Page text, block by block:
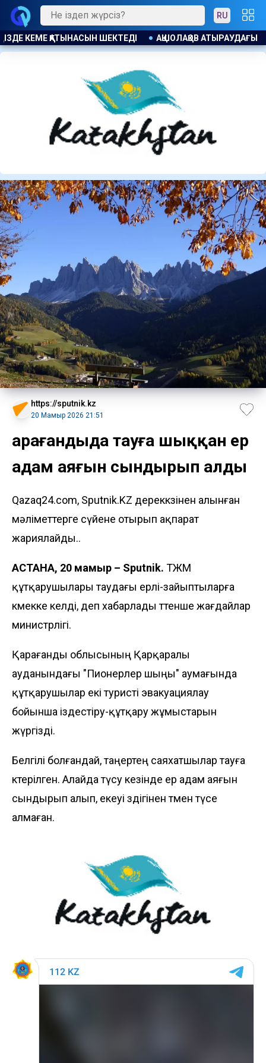
RU
АТЫРАУДАҒЫ ТҰРҒЫН ҮЙ КЕШЕНДЕРІНДЕГІ КӘРІЗ СУЫ
https://sputnik.kz
20 Мамыр 2026 21:51
Қарағандыда тауға шыққан ер
адам аяғын сындырып алды
Qazaq24.com, Sputnik.KZ дереккөзінен алынған
мәліметтерге сүйене отырып ақпарат
жариялайды..
АСТАНА, 20 мамыр – Sputnik. ТЖМ
құтқарушылары таудағы ерлі-зайыптыларға
көмекке келді, деп хабарлады төтенше жағдайлар
министрлігі.
Қарағанды облысының Қарқаралы
ауданындағы "Пионерлер шыңы" аумағында
құтқарушылар екі туристі эвакуациялау
бойынша іздестіру-құтқару жұмыстарын
жүргізді.
Белгілі болғандай, таңертең саяхатшылар тауға
көтерілген. Алайда түсу кезінде ер адам аяғын
сындырып алып, екеуі өздігінен төмен түсе
алмаған.